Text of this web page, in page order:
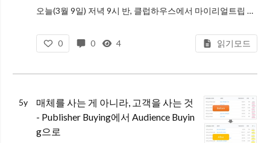
오늘(3월 9일) 저녁 9시 반, 클럽하우스에서 마이리얼트립 데이터 조직에 대한 이야기를 나눌 예정입니다. (그 핫하다는 클럽하우스 이제서야 처음 써보네요. 이것 때문에 QA용 회사 아이폰 빌렸어요 ㅎㅎ) ​ 마이리얼트립의
0 0 4 읽기모드
5y
매체를 사는 게 아니라, 고객을 사는 것
- Publisher Buying에서 Audience Buyin
g으로